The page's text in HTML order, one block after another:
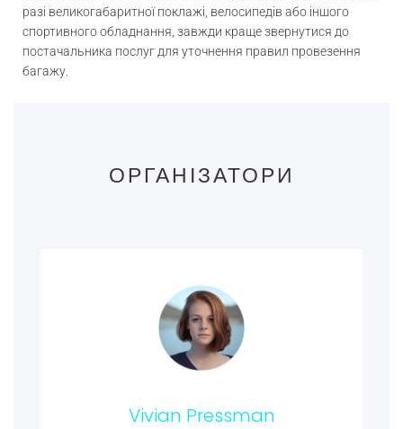
разі великогабаритної поклажі, велосипедів або іншого
спортивного обладнання, завжди краще звернутися до
постачальника послуг для уточнення правил провезення
багажу.
ОРГАНІЗАТОРИ
Vivian Pressman